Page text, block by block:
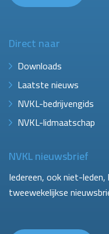
Direct naar
Downloads
Laatste nieuws
NVKL-bedrijvengids
NVKL-lidmaatschap
NVKL nieuwsbrief
Iedereen, ook niet-
tweewekelijkse